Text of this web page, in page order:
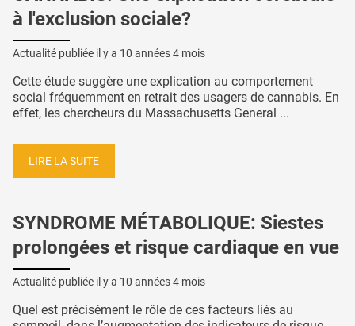
à l'exclusion sociale?
Actualité publiée il y a 10 années 4 mois
Cette étude suggère une explication au comportement
social fréquemment en retrait des usagers de cannabis. En
effet, les chercheurs du Massachusetts General ...
LIRE LA SUITE
SYNDROME MÉTABOLIQUE: Siestes
prolongées et risque cardiaque en vue
Actualité publiée il y a 10 années 4 mois
Quel est précisément le rôle de ces facteurs liés au